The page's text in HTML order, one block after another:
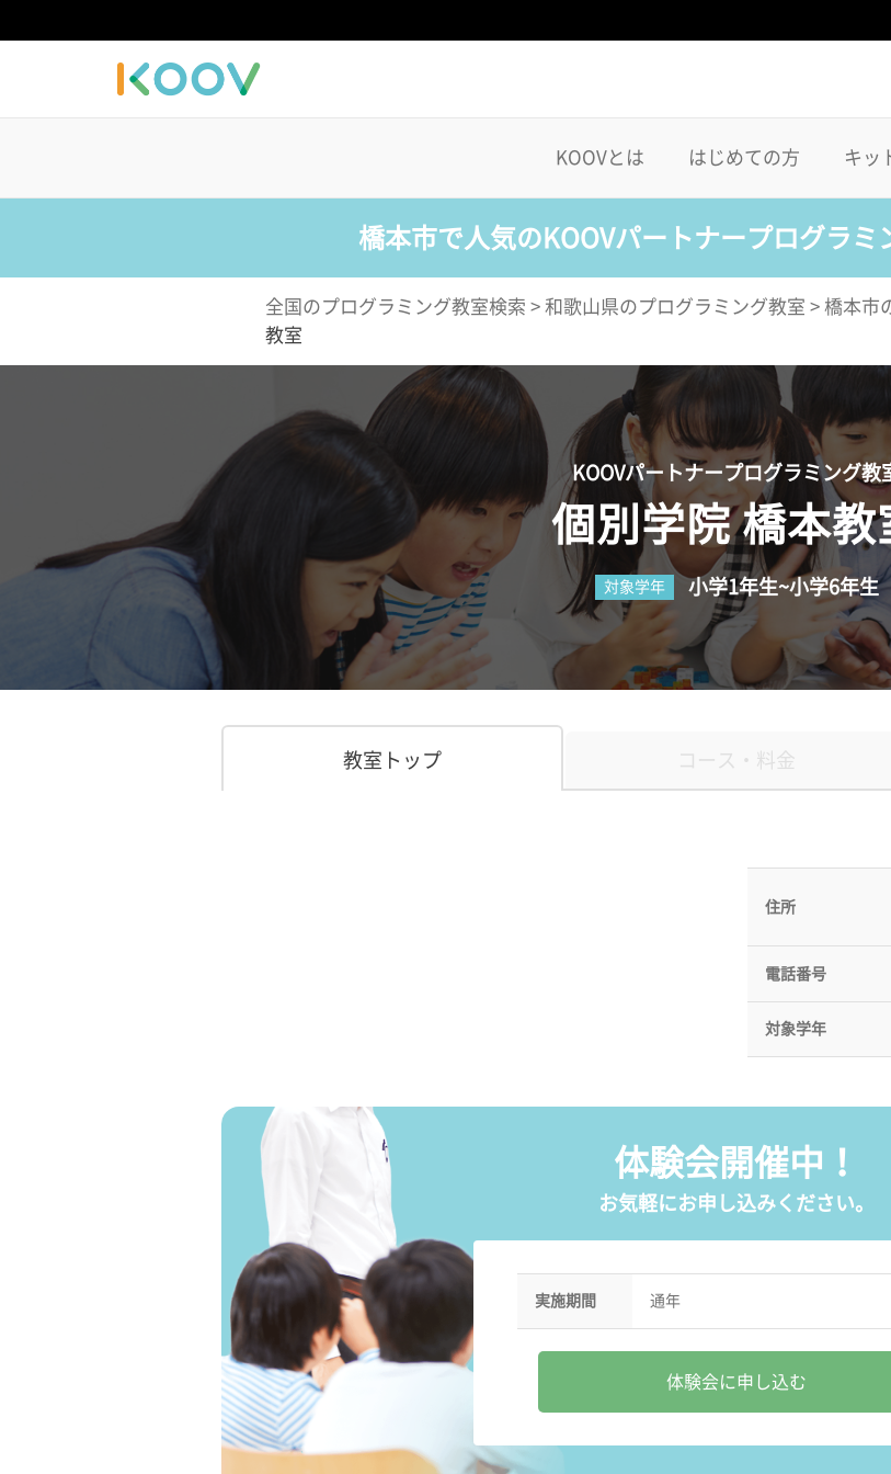
KOOVとは はじめての方 キッ
橋本市で人気のKOOVパートナープログラミ
全国のプログラミング教室検索 > 和歌山県のプログラミング教室 > 橋本市
教室
KOOVパートナープログラミング教
個別学院 橋本教
対象学年 小学1年生~小学6年生
教室トップ コース・料金
住所
電話番号
対象学年
体験会開催中！
お気軽にお申し込みください。
実施期間 通年
体験会に申し込む